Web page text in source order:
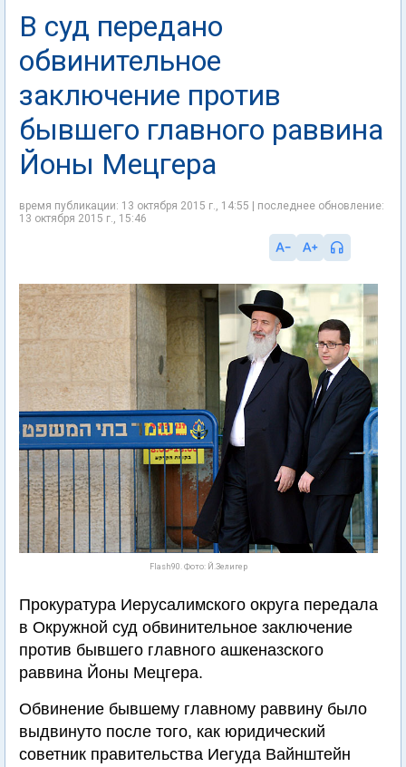
В суд передано
обвинительное
заключение против
бывшего главного раввина
Йоны Мецгера
время публикации: 13 октября 2015 г., 14:55 | последнее обновление:
13 октября 2015 г., 15:46
Flash90. Фото: Й.Зелигер
Прокуратура Иерусалимского округа передала
в Окружной суд обвинительное заключение
против бывшего главного ашкеназского
раввина Йоны Мецгера.
Обвинение бывшему главному раввину было
выдвинуто после того, как юридический
советник правительства Иегуда Вайнштейн